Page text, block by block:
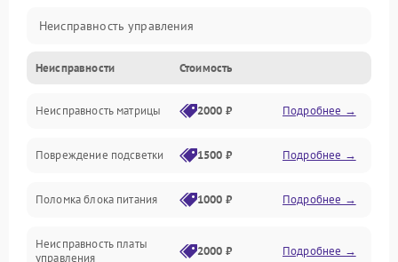
Неисправность управления
Неисправность интерфейсов
Прочие неисправности
Неисправность звука
Механические повреждения
Неисправности Стоимость
Неисправность матрицы 2000 ₽ Подробнее →
Повреждение подсветки 1500 ₽ Подробнее →
Поломка блока питания 1000 ₽ Подробнее →
Неисправность платы
управления
2000 ₽ Подробнее →